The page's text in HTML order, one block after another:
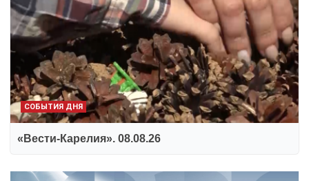
СОБЫТИЯ ДНЯ
«Вести-Карелия». 08.08.26